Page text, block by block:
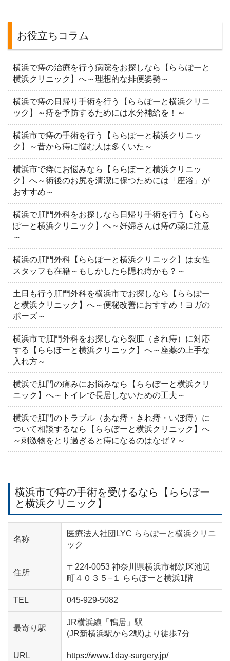
お役立ちコラム
横浜で痔の治療を行う病院をお探しなら【ららぽーと
横浜クリニック】へ～理想的な排便姿勢～
横浜で痔の日帰り手術を行う【ららぽーと横浜クリニ
ック】～痔を予防するためには水分補給を！～
横浜市で痔の手術を行う【ららぽーと横浜クリニッ
ク】～昔から痔に悩む人は多くいた～
横浜市で痔にお悩みなら【ららぽーと横浜クリニッ
ク】へ～術後のお尻を清潔に保つためには「座浴」が
おすすめ～
横浜で肛門外科をお探しなら日帰り手術を行う【らら
ぽーと横浜クリニック】へ～妊婦さんは痔の薬に注意
～
横浜の肛門外科【ららぽーと横浜クリニック】は女性
スタッフも在籍～もしかしたら隠れ痔かも？～
土日も行う肛門外科を横浜市でお探しなら【ららぽー
と横浜クリニック】へ～便秘改善におすすめ！ヨガの
ポーズ～
横浜市で肛門外科をお探しなら裂肛（きれ痔）に対応
する【ららぽーと横浜クリニック】へ～座薬の上手な
入れ方～
横浜で肛門の痛みにお悩みなら【ららぽーと横浜クリ
ニック】へ～トイレで長居しないための工夫～
横浜で肛門のトラブル（あな痔・きれ痔・いぼ痔）に
ついて相談するなら【ららぽーと横浜クリニック】へ
～刺激物をとり過ぎると痔になるのはなぜ？～
横浜市で痔の手術を受けるなら【ららぽー
と横浜クリニック】
名称
医療法人社団LYC ららぽーと横浜クリニ
ック
住所
〒224-0053 神奈川県横浜市都筑区池辺
町４０３５−１ ららぽーと横浜1階
TEL 045-929-5082
最寄り駅
JR横浜線「鴨居」駅
(JR新横浜駅から2駅)より徒歩7分
URL https://www.1day-surgery.jp/